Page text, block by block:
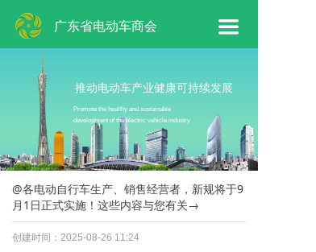
广东省电动车商会 끀
网站首页
商会概况
商会工作
会员专区
新闻动态
联系我们
推动电动车产业健康可持续发展
Promote the healthy and sustainable
development of the electric vehicle industry
创建时间： 2025-08-26 11:24
@各电动自行车生产、销售经营者，新规将于9
月1日正式实施！这些内容与您有关→